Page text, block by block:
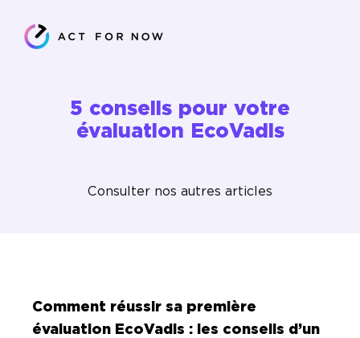
5 conseils pour votre
évaluation EcoVadis
Consulter nos autres articles
Comment réussir sa première
évaluation EcoVadis : les conseils d’un